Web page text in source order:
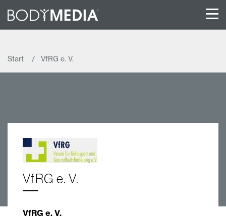
Start VfRG e. V.
VfRG e. V.
VfRG e. V.